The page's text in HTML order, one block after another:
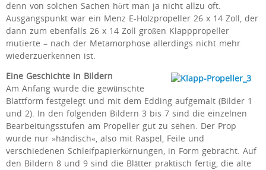
denn von solchen Sachen hört man ja nicht allzu oft.
Ausgangspunkt war ein Menz E-Holzpropeller 26 x 14 Zoll, der
dann zum ebenfalls 26 x 14 Zoll großen Klapppropeller
mutierte – nach der Metamorphose allerdings nicht mehr
wiederzuerkennen ist.
Eine Geschichte in Bildern
Am Anfang wurde die gewünschte
Blattform festgelegt und mit dem Edding aufgemalt (Bilder 1
und 2). In den folgenden Bildern 3 bis 7 sind die einzelnen
Bearbeitungsstufen am Propeller gut zu sehen. Der Prop
wurde nur »händisch«, also mit Raspel, Feile und
verschiedenen Schleifpapierkörnungen, in Form gebracht. Auf
den Bildern 8 und 9 sind die Blätter praktisch fertig, die alte